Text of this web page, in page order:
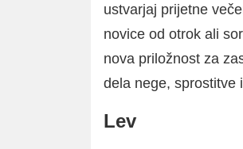
ustvarjaj prijetne
novice od otrok ali
nova priložnost za
dela nege, sprostitve
Lev